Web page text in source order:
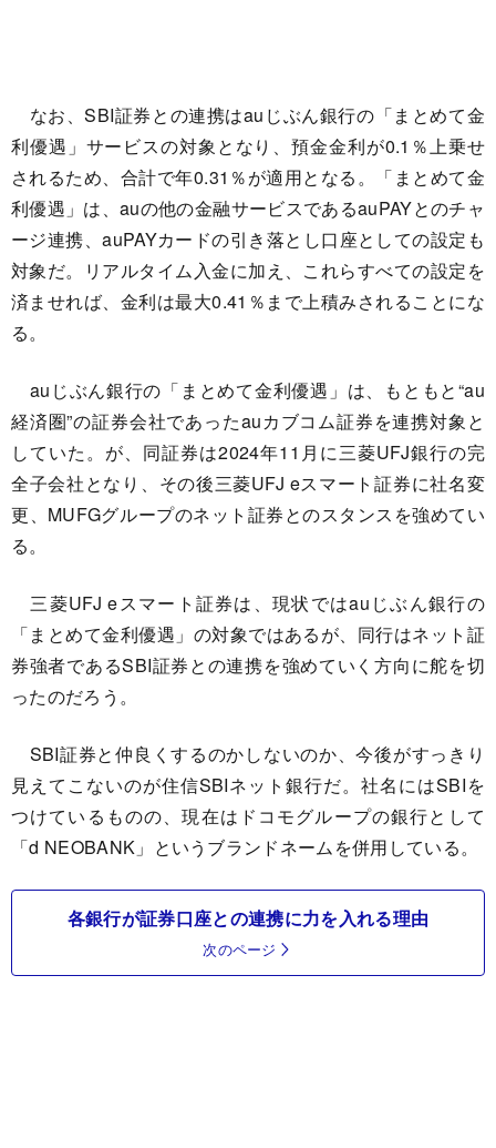
なお、SBI証券との連携はauじぶん銀行の「まとめて金
利優遇」サービスの対象となり、預金金利が0.1％上乗せ
されるため、合計で年0.31％が適用となる。「まとめて金
利優遇」は、auの他の金融サービスであるauPAYとのチャ
ージ連携、auPAYカードの引き落とし口座としての設定も
対象だ。リアルタイム入金に加え、これらすべての設定を
済ませれば、金利は最大0.41％まで上積みされることにな
る。
auじぶん銀行の「まとめて金利優遇」は、もともと“au
経済圏”の証券会社であったauカブコム証券を連携対象と
していた。が、同証券は2024年11月に三菱UFJ銀行の完
全子会社となり、その後三菱UFJ eスマート証券に社名変
更、MUFGグループのネット証券とのスタンスを強めてい
る。
三菱UFJ eスマート証券は、現状ではauじぶん銀行の
「まとめて金利優遇」の対象ではあるが、同行はネット証
券強者であるSBI証券との連携を強めていく方向に舵を切
ったのだろう。
SBI証券と仲良くするのかしないのか、今後がすっきり
見えてこないのが住信SBIネット銀行だ。社名にはSBIを
つけているものの、現在はドコモグループの銀行として
「d NEOBANK」というブランドネームを併用している。
各銀行が証券口座との連携に力を入れる理由
次のページ